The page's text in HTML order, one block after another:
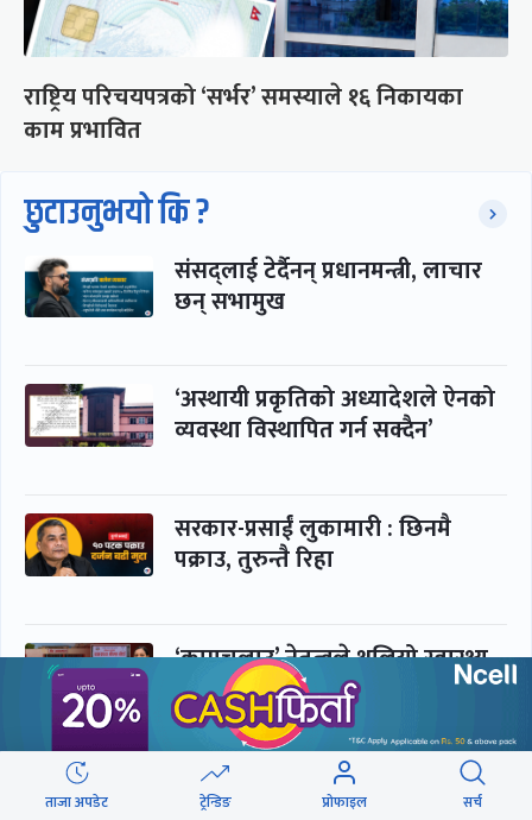
राष्ट्रिय परिचयपत्रको ‘सर्भर’ समस्याले १६ निकायका
काम प्रभावित
छुटाउनुभयो कि ?
संसद्लाई टेर्दैनन् प्रधानमन्त्री, लाचार
छन् सभामुख
‘अस्थायी प्रकृतिको अध्यादेशले ऐनको
व्यवस्था विस्थापित गर्न सक्दैन’
सरकार-प्रसाईं लुकामारी : छिनमै
पक्राउ, तुरुन्तै रिहा
‘कामचलाउ’ नेतृत्वले थलियो स्वास्थ्य
क्षेत्र
पूर्णबहादुर-शेखर : पार्टी सभापति
ताजा अपडेट ट्रेन्डिङ प्रोफाइल सर्च